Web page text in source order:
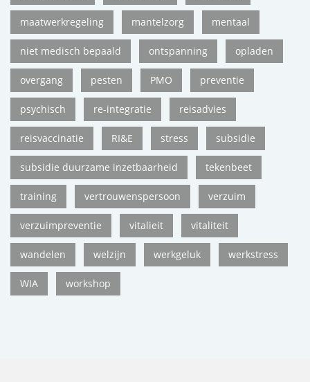
maatwerkregeling mantelzorg mentaal
niet medisch bepaald ontspanning opladen
overgang pesten PMO preventie
psychisch re-integratie reisadvies
reisvaccinatie RI&E stress subsidie
subsidie duurzame inzetbaarheid tekenbeet
training vertrouwenspersoon verzuim
verzuimpreventie vitalieit vitaliteit
wandelen welzijn werkgeluk werkstress
WIA workshop